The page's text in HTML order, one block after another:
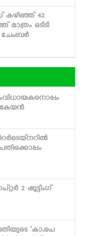
കഴിഞ്ഞ് 42
ഒടിടി
ചേംബര്‍
2 ഷൂട്ടിംഗ്
‘കാ.പെ